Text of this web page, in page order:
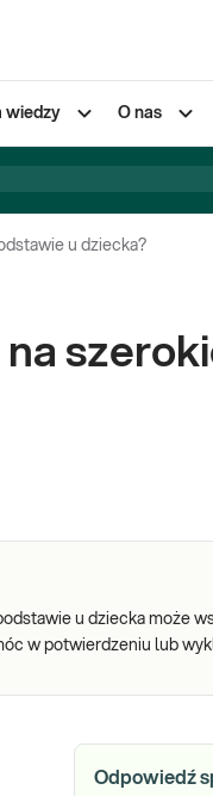
wiedzy O nas
u dziecka?
u dziecka może
w potwierdzeniu lub
Odpowiedź